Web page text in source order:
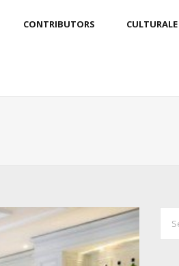
CONTRIBUTORS CULTURALE